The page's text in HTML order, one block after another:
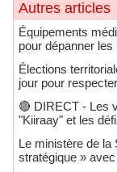
Autres articles
Équipements
pour dépanner
Élections
jour pour
🔴​ DIRECT - Les
"Kiiraay" et les
Le ministère de la
stratégique »